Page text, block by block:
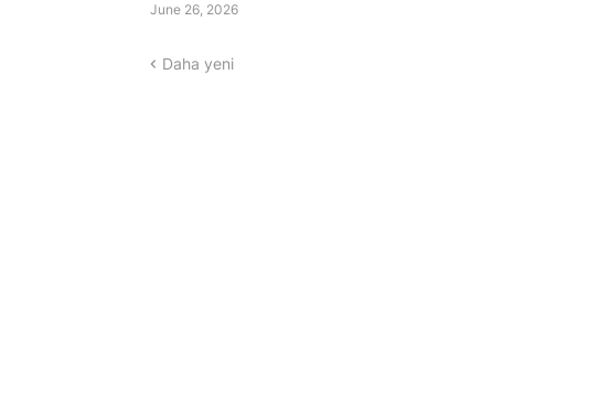
June 26, 2026
Daha yeni